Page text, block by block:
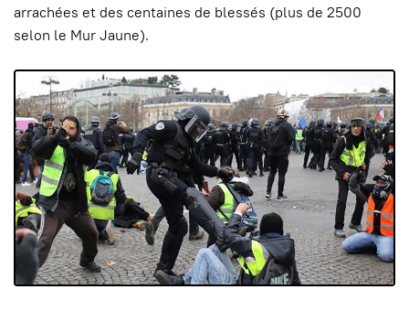
arrachées et des centaines de blessés (plus de 2500
selon le Mur Jaune).